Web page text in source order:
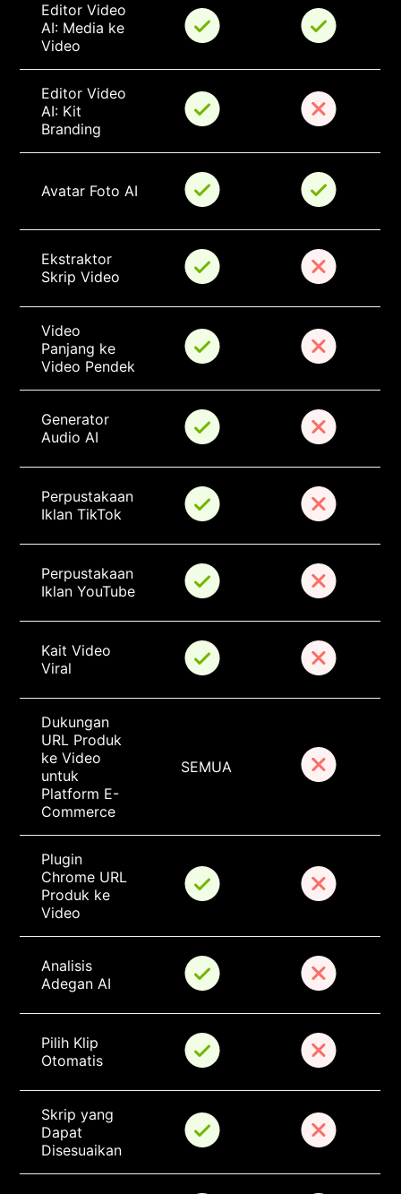
Editor Video
AI: Media ke
Video
Editor Video
AI: Kit
Branding
Avatar Foto AI
Ekstraktor
Skrip Video
Video
Panjang ke
Video Pendek
Generator
Audio AI
Perpustakaan
Iklan TikTok
Perpustakaan
Iklan YouTube
Kait Video
Viral
Dukungan
URL Produk
ke Video
untuk
Platform E-
Commerce
SEMUA
Plugin
Chrome URL
Produk ke
Video
Analisis
Adegan AI
Pilih Klip
Otomatis
Skrip yang
Dapat
Disesuaikan